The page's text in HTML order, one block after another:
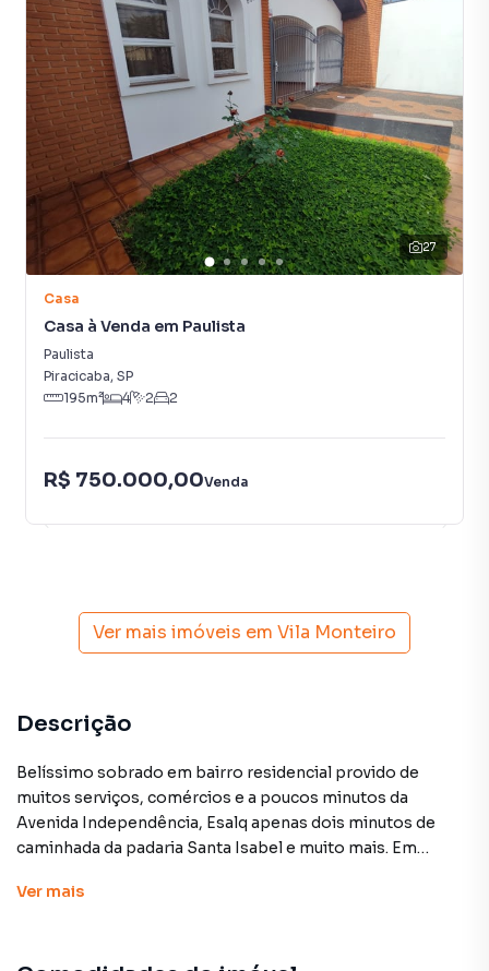
Piscina
Armário Suíte
27
Casa
Casa à Venda em Paulista
Paulista
Piracicaba, SP
195m² 4 2 2
R$ 750.000,00Venda
Ver mais imóveis em Vila Monteiro
Descrição
Belíssimo sobrado em bairro residencial provido de
muitos serviços, comércios e a poucos minutos da
Avenida Independência, Esalq apenas dois minutos de
caminhada da padaria Santa Isabel e muito mais. Em
possui 3 dormitórios, incluindo uma suíte máster com
Ver mais